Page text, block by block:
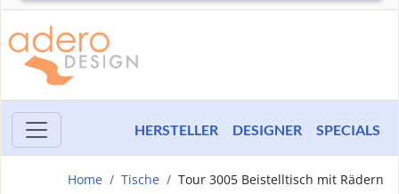
HERSTELLER DESIGNER SPECIALS
Home Tische Tour 3005 Beistelltisch mit Rädern